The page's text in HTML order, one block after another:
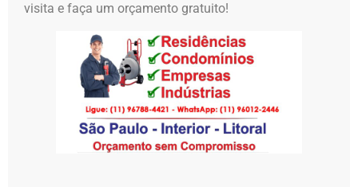
visita e faça um orçamento gratuito!